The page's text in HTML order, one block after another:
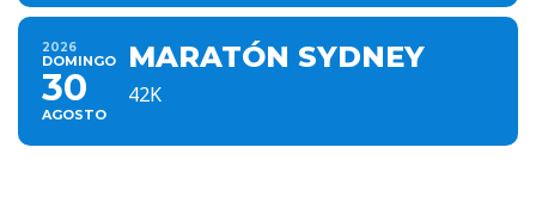
2026
DOMINGO
30
AGOSTO
MARATÓN SYDNEY
42K